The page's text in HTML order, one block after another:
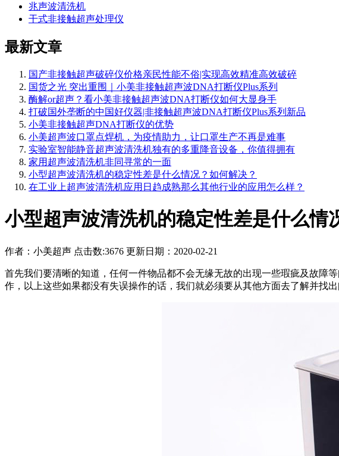
兆声波清洗机
干式非接触超声处理仪
最新文章
国产非接触超声破碎仪价格亲民性能不俗|实现高效精准高效破碎
国货之光 突出重围｜小美非接触超声波DNA打断仪Plus系列
酶解or超声？看小美非接触超声波DNA打断仪如何大显身手
打破国外垄断的中国好仪器|非接触超声波DNA打断仪Plus系列新品
小美非接触超声DNA打断仪的优势
小美超声波口罩点焊机，为疫情助力，让口罩生产不再是难事
实验室智能静音超声波清洗机独有的多重降音设备，你值得拥有
家用超声波清洗机非同寻常的一面
小型超声波清洗机的稳定性差是什么情况？如何解决？
在工业上超声波清洗机应用日趋成熟那么其他行业的应用怎么样？
小型超声波清洗机的稳定性差是什么情
作者： 小美超声 点击数:3676 更新日期：2020-02-21
首先我们要清晰的知道，任何一件物品都不会无缘无故的出现一些瑕疵及故障
作，以上这些如果都没有失误操作的话，我们就必须要从其他方面去了解并找